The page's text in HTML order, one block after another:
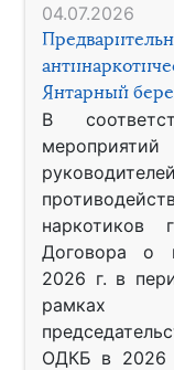
04.07.2026
Янтарный
В
наркотиков
Договора о
2026 г. в
рамках
ОДКБ в 2026